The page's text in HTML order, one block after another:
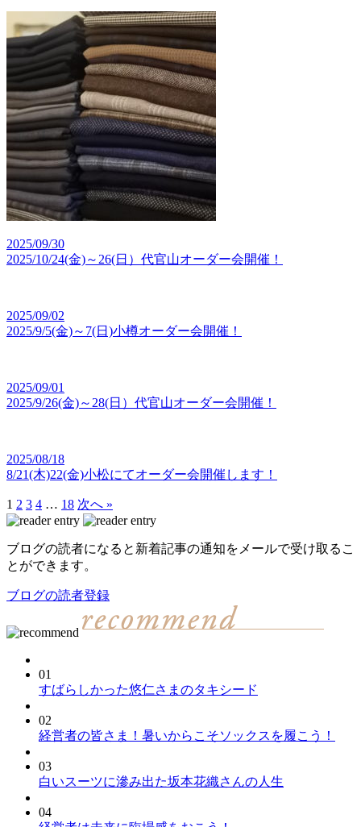
2025/09/30
2025/10/24(金)～26(日）代官山オーダー会開催！
2025/09/02
2025/9/5(金)～7(日)小樽オーダー会開催！
2025/09/01
2025/9/26(金)～28(日）代官山オーダー会開催！
2025/08/18
8/21(木)22(金)小松にてオーダー会開催します！
1 2 3 4 … 18 次へ »
ブログの読者になると新着記事の通知をメールで受け取るこ
とができます。
ブログの読者登録
01
すばらしかった悠仁さまのタキシード
02
経営者の皆さま！暑いからこそソックスを履こう！
03
白いスーツに滲み出た坂本花織さんの人生
04